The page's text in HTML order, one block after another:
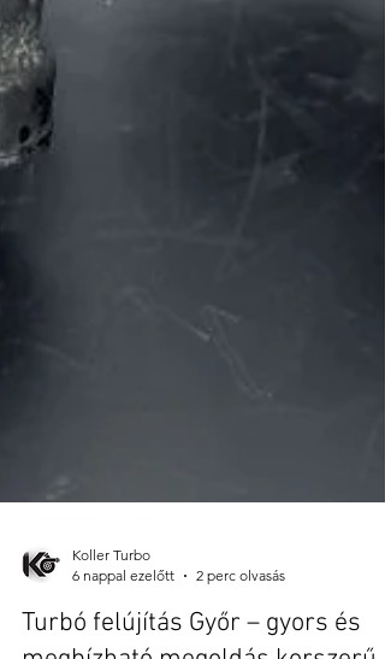
Koller Turbo
6 nappal ezelőtt
2 perc olvasás